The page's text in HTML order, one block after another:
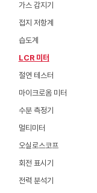
가스 감지기
접지 저항계
습도계
LCR 미터
절연 테스터
마이크로옴 미터
수분 측정기
멀티미터
오실로스코프
회전 표시기
전력 분석기